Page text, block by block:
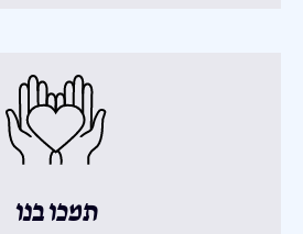
תמכו בנו